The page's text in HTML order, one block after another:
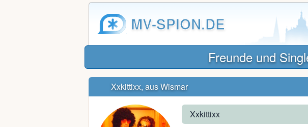
MV-SPION.DE
Freunde und
Xxkittixx, aus Wismar
Xxkittixx